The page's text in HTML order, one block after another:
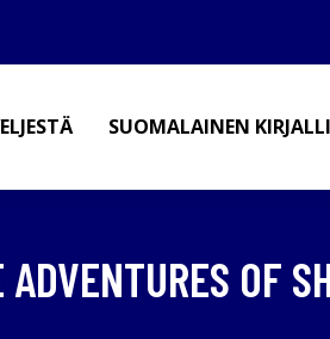
SUOMALAINEN
OF